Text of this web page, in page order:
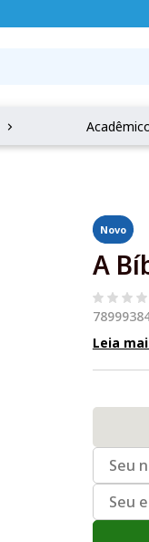
Novo
A
Leia